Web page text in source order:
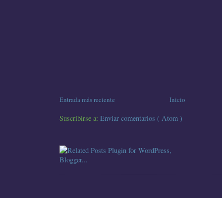
Entrada más reciente Inicio
Suscribirse a: Enviar comentarios ( Atom )